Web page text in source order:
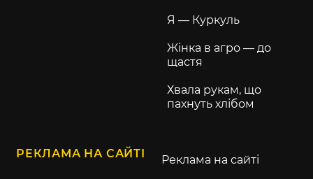
Я — Куркуль
Жінка в агро — до
щастя
Хвала рукам, що
пахнуть хлібом
РЕКЛАМА НА САЙТІ Реклама на сайті